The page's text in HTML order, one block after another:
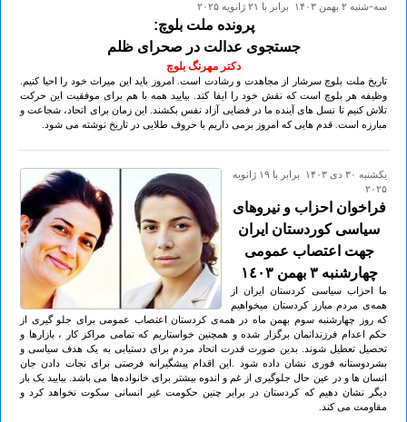
سه-شنبه ۲ بهمن ۱۴۰۳ برابر با ۲۱ ژانويه ۲۰۲۵
پرونده ملت بلوچ:
جستجوی عدالت در صحرای ظلم
دکتر مهرنگ بلوچ
تاریخ ملت بلوچ سرشار از مجاهدت و رشادت است. امروز باید این میراث خود را احیا کنیم.
وظیفه هر بلوچ است که نقش خود را ایفا کند. بیایید همه با هم برای موفقیت این حرکت
تلاش کنیم تا نسل های آینده ما در فضایی آزاد نفس بکشند. این زمان برای اتحاد، شجاعت و
مبارزه است. قدم هایی که امروز برمی داریم با حروف طلایی در تاریخ نوشته می شود.
يكشنبه ۳۰ دی ۱۴۰۳ برابر با ۱۹ ژانويه
۲۰۲۵
فراخوان احزاب و نیروهای
سیاسی کوردستان ایران
جهت اعتصاب عمومی
چهارشنبە ٣ بهمن ١٤٠٣
ما احزاب سیاسی کردستان ایران از
همەی مردم مبارز کردستان میخواهیم
کە روز چهارشنبە سوم بهمن ماە در همەی کردستان اعتصاب عمومی برای جلو گیری از
حکم اعدام فرزندانمان برگزار شدە و همچنین خواستاریم کە تمامی مراکز کار ، بازارها و
تحصیل تعطیل شوند. بدین صورت قدرت اتحاد مردم برای دستیابی به یک هدف سیاسی و
بشردوستانه فوری نشان دادە شود .این اقدام پیشگیرانە فرصتی برای نجات دادن جان
انسان ها و در عین حال جلوگیری از غم و اندوە بیشتر برای خانوادەها می باشد. بیایید یک بار
دیگر نشان دهیم که کردستان در برابر چنین حکومت غیر انسانی سکوت نخواهد کرد و
مقاومت می کند.